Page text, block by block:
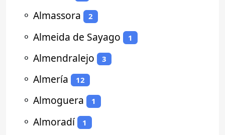
⚬ Almassora 2
⚬ Almeida de Sayago 1
⚬ Almendralejo 3
⚬ Almería 12
⚬ Almoguera 1
⚬ Almoradí 1